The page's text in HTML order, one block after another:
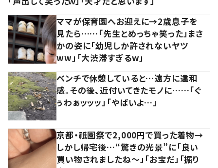
ママが保育園へお迎えに→2歳息子を
見たら……「先生とめっちゃ笑った」まさ
かの姿に「幼児しか許されないヤツ
ww」「大渋滞すぎるw」
ベンチで休憩していると…遠方に違和
感。その後、近付いてきたモノに……「ぐ
ぅわぁッッッ」「やばいよ…」
京都・祇園祭で2,000円で買った着物→
しかし帰宅後…“驚きの光景”に「良い
買い物されましたね～」「お宝だ」「掘り